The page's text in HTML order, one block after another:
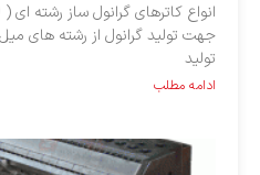
جهت تولید گرانول از رشته های
تولید
ادامه مطلب